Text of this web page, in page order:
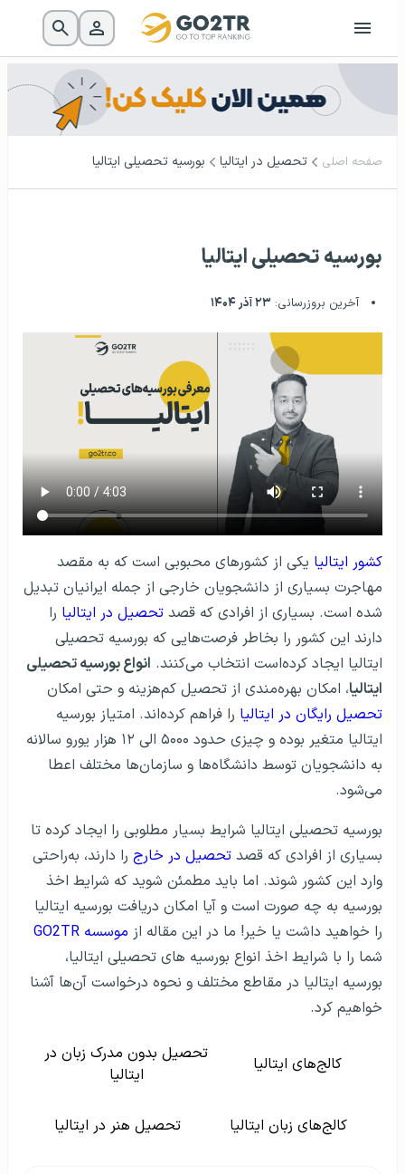
صفحه اصلی تحصیل در ایتالیا بورسیه‌‌ تحصیلی ایتالیا
بورسیه‌‌ تحصیلی ایتالیا
آخرین بروزرسانی: ۲۳ آذر ۱۴۰۴
کشور ایتالیا یکی از کشورهای محبوبی است که به مقصد
مهاجرت بسیاری از دانشجویان خارجی از جمله ایرانیان تبدیل
شده است. بسیاری از افرادی که قصد تحصیل در ایتالیا را
دارند این کشور را بخاطر فرصت‌هایی که بورسیه تحصیلی
ایتالیا ایجاد کرده‌است انتخاب می‌کنند. انواع بورسیه‌ تحصیلی
ایتالیا، امکان بهره‌مندی از تحصیل کم‌هزینه و حتی امکان
تحصیل رایگان در ایتالیا را فراهم کرده‌اند. امتیاز بورسیه
ایتالیا متغیر بوده و چیزی حدود ۵۰۰۰ الی ۱۲ هزار یورو سالانه
به دانشجویان توسط دانشگاه‌ها و سازمان‌ها مختلف اعطا
می‌شود.
بورسیه تحصیلی ایتالیا شرایط بسیار مطلوبی را ایجاد کرده تا
بسیاری از افرادی که قصد تحصیل در خارج را دارند، به‌راحتی
وارد این کشور شوند. اما باید مطمئن شوید که شرایط اخذ
بورسیه به چه صورت است و آیا امکان دریافت بورسیه ایتالیا
را خواهید داشت یا خیر! ما در این مقاله از موسسه GO2TR
شما را با شرایط اخذ انواع بورسیه های تحصیلی ایتالیا،
بورسیه ایتالیا در مقاطع مختلف و نحوه درخواست آن‌ها آشنا
خواهیم کرد.
کالج‌های ایتالیا
تحصیل بدون مدرک زبان در
ایتالیا
کالج‌های زبان ایتالیا تحصیل هنر در ایتالیا